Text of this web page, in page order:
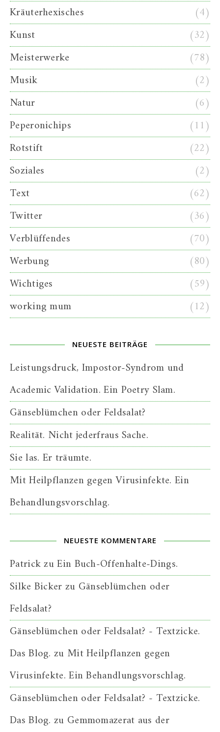
Kräuterhexisches
(4)
Kunst
(32)
Meisterwerke
(78)
Musik
(2)
Natur
(6)
Peperonichips
(11)
Rotstift
(22)
Soziales
(2)
Text
(62)
Twitter
(36)
Verblüffendes
(70)
Werbung
(80)
Wichtiges
(59)
working mum
(12)
NEUESTE BEITRÄGE
Leistungsdruck, Impostor-Syndrom und
Academic Validation. Ein Poetry Slam.
Gänseblümchen oder Feldsalat?
Realität. Nicht jederfraus Sache.
Sie las. Er träumte.
Mit Heilpflanzen gegen Virusinfekte. Ein
Behandlungsvorschlag.
NEUESTE KOMMENTARE
PatrickzuEin Buch-Offenhalte-Dings.
Silke Bickerzu Gänseblümchen oder
Feldsalat?
Gänseblümchen oder Feldsalat? - Textzicke.
Das Blog. zu Mit Heilpflanzen gegen
Virusinfekte. Ein Behandlungsvorschlag.
Gänseblümchen oder Feldsalat? - Textzicke.
Das Blog. zu Gemmomazerat aus der